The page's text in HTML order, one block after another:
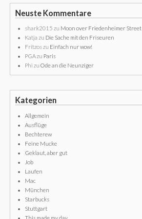
Neuste Kommentare
shark2015 zu Moon over Friedenheimer Street
Katja zu Die Sache mit den Friseuren
Fritzoszu Einfach nur wow!
PGAzu Paris
Phi zu Ode an die Neunziger
Kategorien
Allgemein
Ausflüge
Bechterew
Feine Mucke
Geklaut, aber gut
Job
Laufen
Mac
München
Starbucks
Stuttgart